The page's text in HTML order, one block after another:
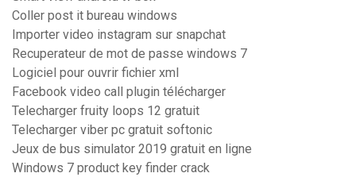
Coller post it bureau windows
Importer video instagram sur snapchat
Recuperateur de mot de passe windows 7
Logiciel pour ouvrir fichier xml
Facebook video call plugin télécharger
Telecharger fruity loops 12 gratuit
Telecharger viber pc gratuit softonic
Jeux de bus simulator 2019 gratuit en ligne
Windows 7 product key finder crack